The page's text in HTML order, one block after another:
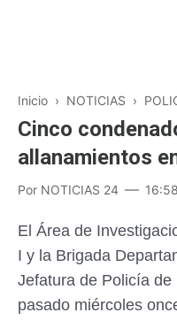
Inicio › NOTICIAS ›
Cinco
allanamientos
Por NOTICIAS 24 16:58
El Área de
I y la Brigada
Jefatura de Policía de
pasado miércoles